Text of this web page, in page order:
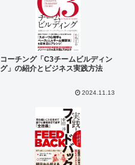
コーチング「C3チームビルディン
グ」の紹介とビジネス実践方法
2024.11.13